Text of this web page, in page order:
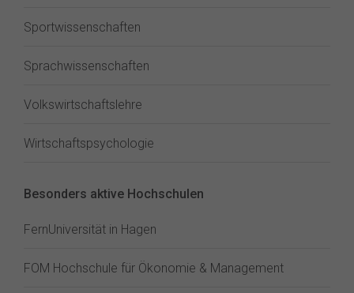
Sportwissenschaften
Sprachwissenschaften
Volkswirtschaftslehre
Wirtschaftspsychologie
Besonders aktive Hochschulen
FernUniversität in Hagen
FOM Hochschule für Ökonomie & Management